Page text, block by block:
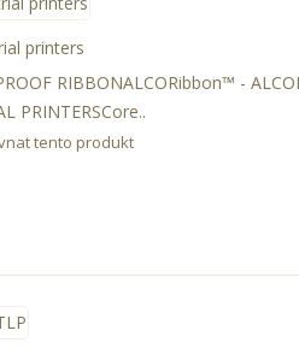
printers
RIBBONALCORibbon™ -
PRINTERSCore..
tento produkt